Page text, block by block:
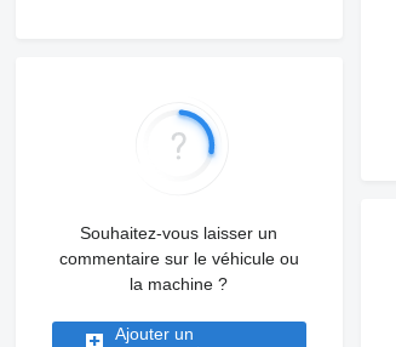
Souhaitez-vous laisser un
commentaire sur le véhicule ou
la machine ?
Ajouter un